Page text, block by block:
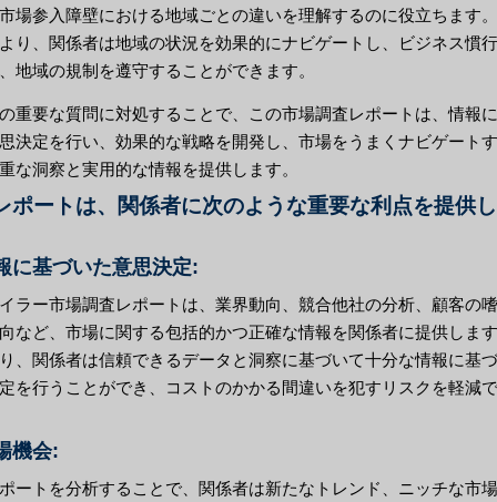
場参入障壁における地域ごとの違いを理解するのに役立ちます
り、関係者は地域の状況を効果的にナビゲートし、ビジネス慣
地域の規制を遵守することができます。
重要な質問に対処することで、この市場調査レポートは、情報
決定を行い、効果的な戦略を開発し、市場をうまくナビゲート
な洞察と実用的な情報を提供します。
ポートは、関係者に次のような重要な利点を提供
に基づいた意思決定:
ラー市場調査レポートは、業界動向、競合他社の分析、顧客の
など、市場に関する包括的かつ正確な情報を関係者に提供しま
、関係者は信頼できるデータと洞察に基づいて十分な情報に基
を行うことができ、コストのかかる間違いを犯すリスクを軽減
機会:
ートを分析することで、関係者は新たなトレンド、ニッチな市